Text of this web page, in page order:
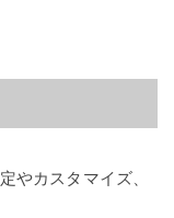
やカスタマイズ、